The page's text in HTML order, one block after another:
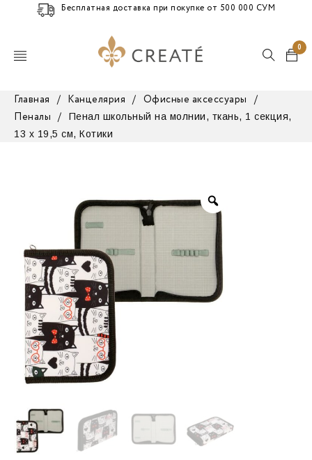
Бесплатная доставка при покупке от 500 000 СУМ
0
Главная / Канцелярия / Офисные аксессуары
/
Пеналы
/
Пенал школьный на молнии, ткань, 1 секция,
13 х 19,5 см, Котики